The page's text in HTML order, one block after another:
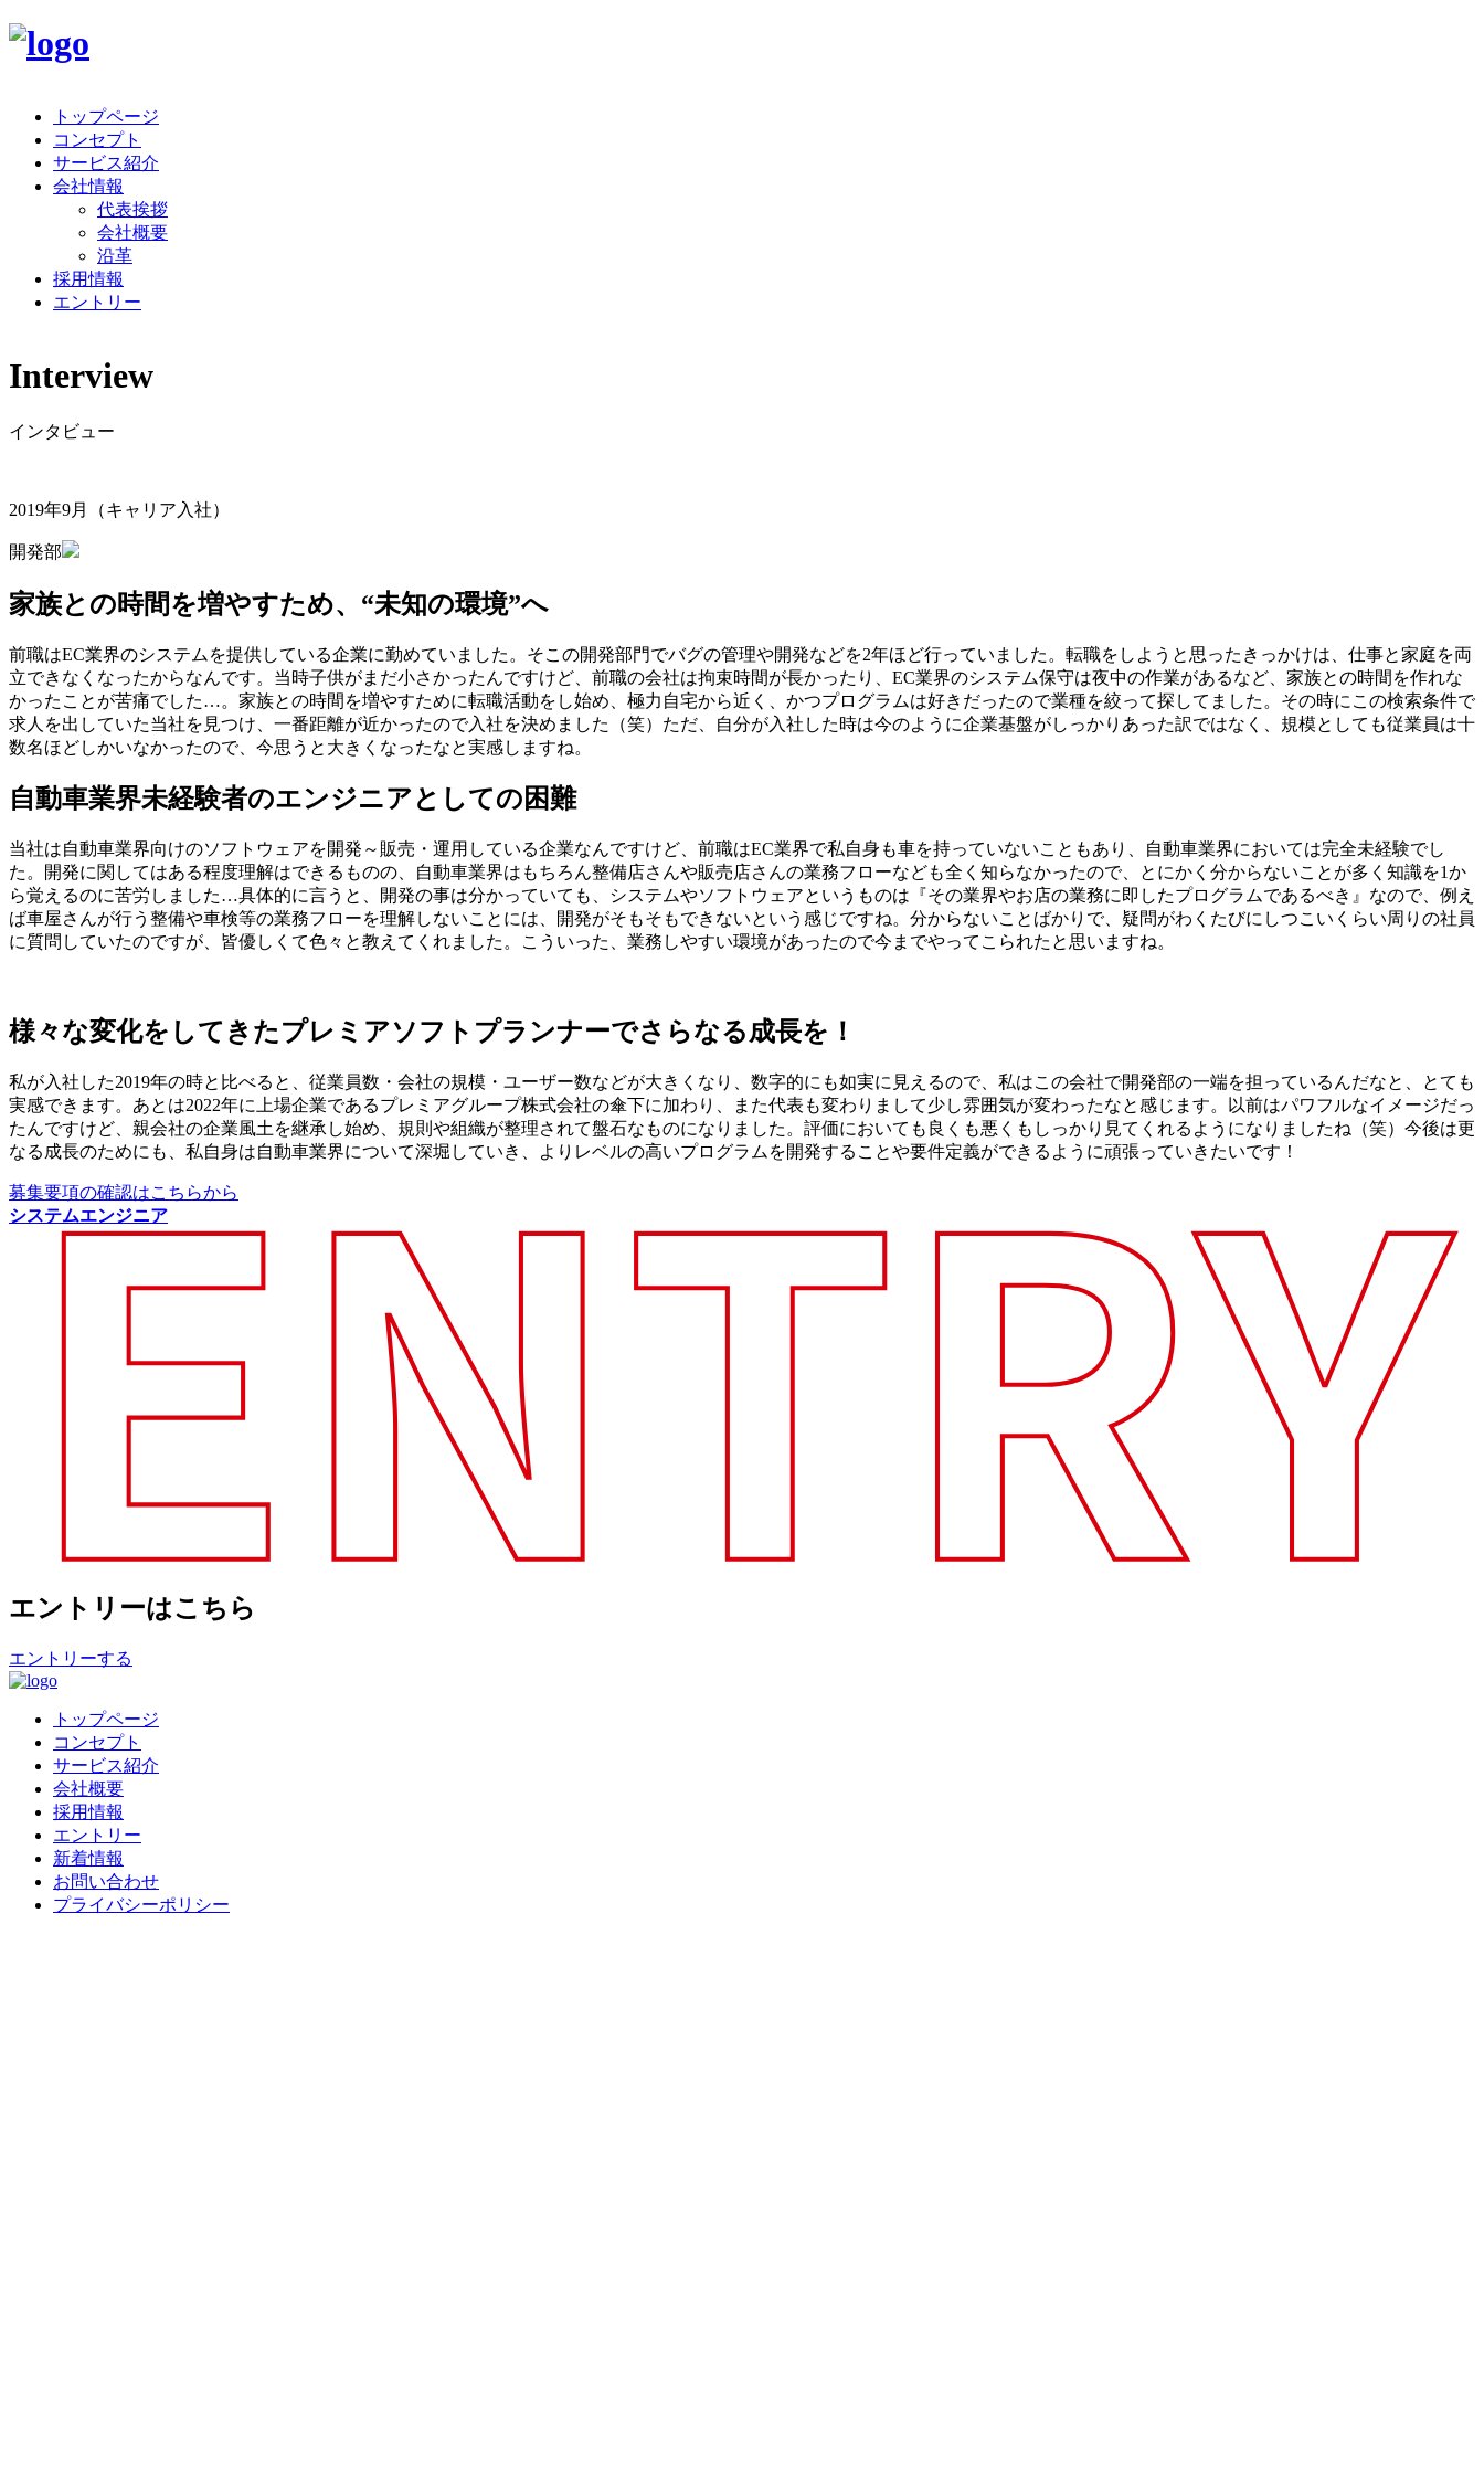
トップページ
コンセプト
サービス紹介
会社情報
代表挨拶
会社概要
沿革
採用情報
エントリー
Interview
インタビュー
2019年9月（キャリア入社）
開発部
家族との時間を増やすため、“未知の環境”へ
前職はEC業界のシステムを提供している企業に勤めていました。そこの開発部門でバグの管理や開発などを2年ほど行っていました。転職をしようと思ったきっかけは、仕事と家庭を両
立できなくなったからなんです。当時子供がまだ小さかったんですけど、前職の会社は拘束時間が長かったり、EC業界のシステム保守は夜中の作業があるなど、家族との時間を作れな
かったことが苦痛でした…。家族との時間を増やすために転職活動をし始め、極力自宅から近く、かつプログラムは好きだったので業種を絞って探してました。その時にこの検索条件で
求人を出していた当社を見つけ、一番距離が近かったので入社を決めました（笑）ただ、自分が入社した時は今のように企業基盤がしっかりあった訳ではなく、規模としても従業員は十
数名ほどしかいなかったので、今思うと大きくなったなと実感しますね。
自動車業界未経験者のエンジニアとしての困難
当社は自動車業界向けのソフトウェアを開発～販売・運用している企業なんですけど、前職はEC業界で私自身も車を持っていないこともあり、自動車業界においては完全未経験でし
た。開発に関してはある程度理解はできるものの、自動車業界はもちろん整備店さんや販売店さんの業務フローなども全く知らなかったので、とにかく分からないことが多く知識を1か
ら覚えるのに苦労しました…具体的に言うと、開発の事は分かっていても、システムやソフトウェアというものは『その業界やお店の業務に即したプログラムであるべき』なので、例え
ば車屋さんが行う整備や車検等の業務フローを理解しないことには、開発がそもそもできないという感じですね。分からないことばかりで、疑問がわくたびにしつこいくらい周りの社員
に質問していたのですが、皆優しくて色々と教えてくれました。こういった、業務しやすい環境があったので今までやってこられたと思いますね。
様々な変化をしてきたプレミアソフトプランナーでさらなる成長を！
私が入社した2019年の時と比べると、従業員数・会社の規模・ユーザー数などが大きくなり、数字的にも如実に見えるので、私はこの会社で開発部の一端を担っているんだなと、とても
実感できます。あとは2022年に上場企業であるプレミアグループ株式会社の傘下に加わり、また代表も変わりまして少し雰囲気が変わったなと感じます。以前はパワフルなイメージだっ
たんですけど、親会社の企業風土を継承し始め、規則や組織が整理されて盤石なものになりました。評価においても良くも悪くもしっかり見てくれるようになりましたね（笑）今後は更
なる成長のためにも、私自身は自動車業界について深堀していき、よりレベルの高いプログラムを開発することや要件定義ができるように頑張っていきたいです！
募集要項の確認はこちらから
システムエンジニア
エントリーはこちら
エントリーする
トップページ
コンセプト
サービス紹介
会社概要
採用情報
エントリー
新着情報
お問い合わせ
プライバシーポリシー